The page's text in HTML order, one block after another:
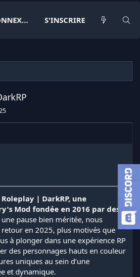
CONNEXION S'INSCRIRE
| DarkRP, une
Mod fondée en 2016 par des
pause bien méritée, nous
en 2025, plus motivés que
à plonger dans une expérience RP
des personnages hauts en couleur
uniques au sein d’une
et dynamique.